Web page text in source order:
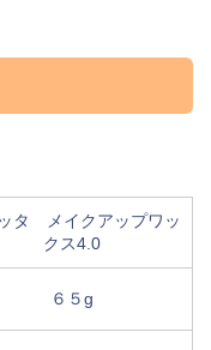
タ メイクアップワッ
クス4.0
６５g